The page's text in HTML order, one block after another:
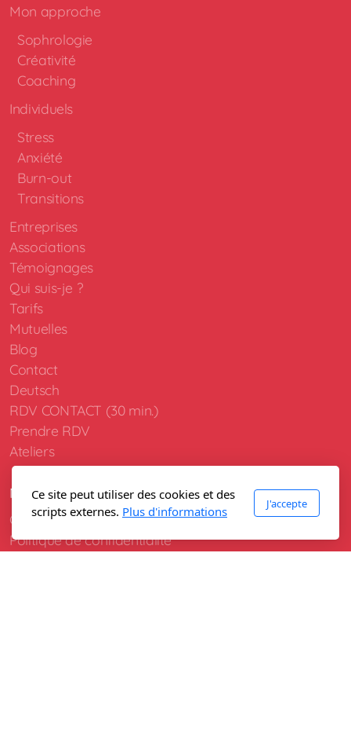
Mon approche
Sophrologie
Créativité
Coaching
Individuels
Stress
Anxiété
Burn-out
Transitions
Entreprises
Associations
Témoignages
Qui suis-je ?
Tarifs
Mutuelles
Blog
Contact
Deutsch
RDV CONTACT (30 min.)
Prendre RDV
Ateliers
Mentions obligatoires
Conditions d'utilisation
Politique de confidentialité
Ce site peut utiliser des cookies et des
scripts externes. Plus d'informations
J'accepte